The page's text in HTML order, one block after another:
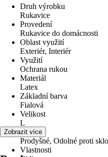
Druh výrobku
Rukavice
Provedení
Rukavice do domácnosti
Oblast využití
Exteriér, Interiér
Využití
Ochrana rukou
Materiál
Latex
Základní barva
Fialová
Velikost
L
Funkce
Prodyšné, Odolné proti
Vlastnosti
Zobrazit více